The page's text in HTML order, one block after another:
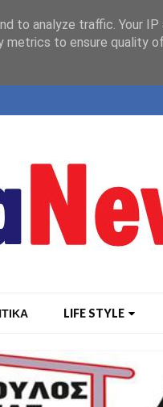
LIFE STYLE
to analyze traffic. Your IP
to ensure quality